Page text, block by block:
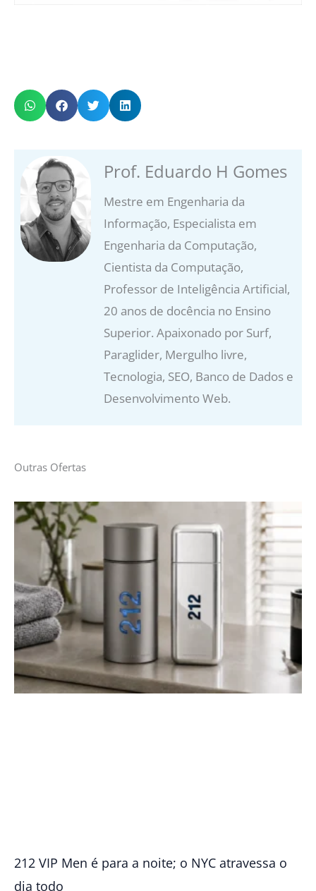
Prof. Eduardo H Gomes
Mestre em Engenharia da
Informação, Especialista em
Engenharia da Computação,
Cientista da Computação,
Professor de Inteligência Artificial,
20 anos de docência no Ensino
Superior. Apaixonado por Surf,
Paraglider, Mergulho livre,
Tecnologia, SEO, Banco de Dados e
Desenvolvimento Web.
Outras Ofertas
212 VIP Men é para a noite; o NYC atravessa o
dia todo